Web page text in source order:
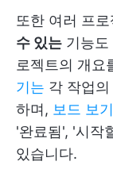
또한 여러 프
수 있는 기능도
로젝트의 개요
기는 각 작업
하며, 보드 보
'완료됨', '시작
있습니다.